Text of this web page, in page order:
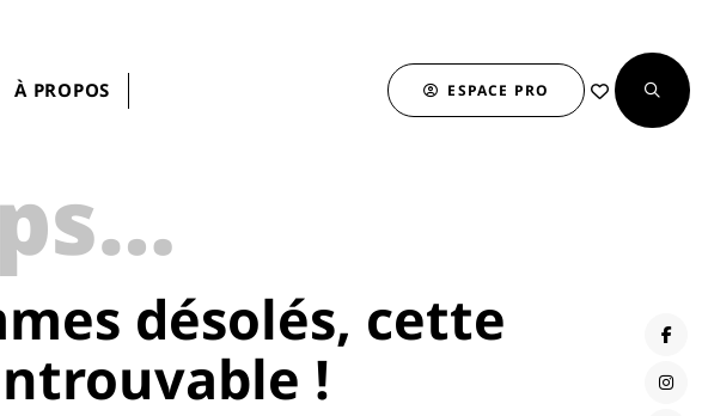
À PROPOS ESPACE PRO
désolés, cette
!